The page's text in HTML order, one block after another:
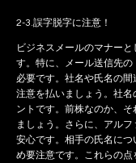
2-3.誤字脱字に注意！
ビジネスメールのマナー
す。特に、メール送信先
必要です。社名や氏名の
注意を払いましょう。社
ントです。前株なのか、
ましょう。さらに、アル
安心です。相手の氏名に
め要注意です。これらの